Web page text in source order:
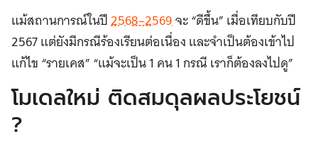
แม้สถานการณ์ในปี2568–2569จะ “ดีขึ้น” เมื่อเทียบกับปี
2567 แต่ยังมีกรณีร้องเรียนต่อเนื่อง และจำเป็นต้องเข้าไป
แก้ไข “รายเคส” “แม้จะเป็น 1 คน 1 กรณี เราก็ต้องลงไปดู”
โมเดลใหม่ ติดสมดุลผลประโยชน์
?